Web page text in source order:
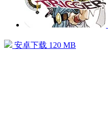
安卓下载 120 MB